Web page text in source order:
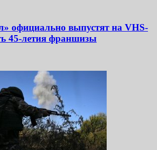
официально выпустят на VHS-
45-летия франшизы